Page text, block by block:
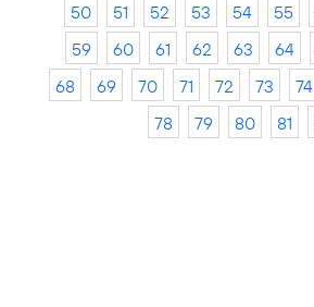
50
51 52 53 54 55
59
60 61 62 63 64
68
69 70 71 72 73 74
78
79 80 81